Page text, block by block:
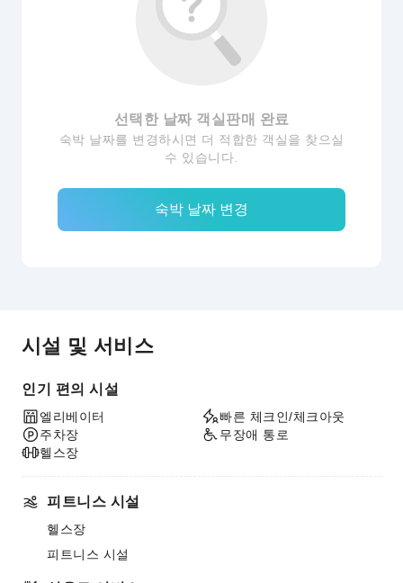
선택한 날짜 객실판매 완료
숙박 날짜를 변경하시면 더 적합한 객실을 찾으실
수 있습니다.
숙박 날짜 변경
시설 및 서비스
인기 편의 시설
엘리베이터
주차장
헬스장
빠른 체크인/체크아웃
무장애 통로
피트니스 시설
헬스장
피트니스 시설